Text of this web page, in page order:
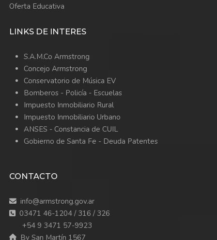
Oferta Educativa
LINKS DE INTERES
S.A.M.Co Armstrong
Concejo Armstrong
Conservatorio de Música EV
Bomberos - Policía - Escuelas
Impuesto Inmobiliario Rural
Impuesto Inmobiliario Urbano
ANSES - Constancia de CUIL
Gobierno de Santa Fe - Deuda Patentes
CONTACTO
info@armstrong.gov.ar
03471 46-1204 / 316 / 326
+54 9 3471 57-9923
Bv San Martín 1567